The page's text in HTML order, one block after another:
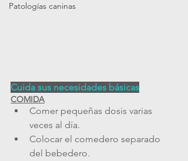
Patologías caninas
Cuida sus necesidades básicas
COMIDA
Comer pequeñas dosis varias
veces al día.
Colocar el comedero separado
del bebedero.